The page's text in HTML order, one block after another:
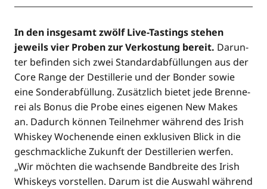
In den ins­ge­samt zwölf Live-Tastings ste­hen
jeweils vier Pro­ben zur Ver­kos­tung bereit. Dar­un­
ter befin­den sich zwei Stan­dard­ab­fül­lun­gen aus der
Core Ran­ge der Destil­le­rie und der Bond­er sowie
eine Son­der­ab­fül­lung. Zusätz­lich bie­tet jede Bren­ne­
rei als Bonus die Pro­be eines eige­nen New Makes
an. Dadurch kön­nen Teil­neh­mer wäh­rend des Irish
Whis­key Wochen­en­de einen exklu­si­ven Blick in die
geschmack­li­che Zukunft der Destil­le­rien wer­fen.
„Wir möch­ten die wach­sen­de Band­brei­te des Irish
Whis­keys vor­stel­len. Dar­um ist die Aus­wahl wäh­rend